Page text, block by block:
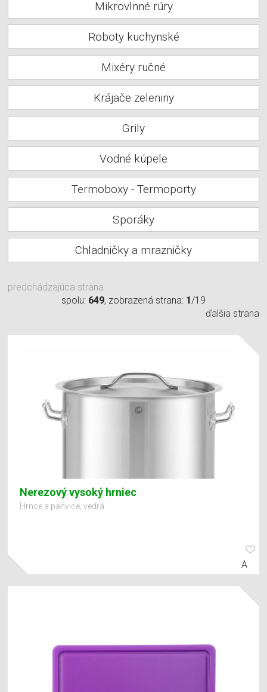
Mikrovlnné rúry
Roboty kuchynské
Mixéry ručné
Krájače zeleniny
Grily
Vodné kúpele
Termoboxy - Termoporty
Sporáky
Chladničky a mrazničky
predchádzajúca strana
spolu: 649, zobrazená strana: 1/19
ďalšia strana
A
Nerezový vysoký hrniec
Hrnce a panvice, vedrá